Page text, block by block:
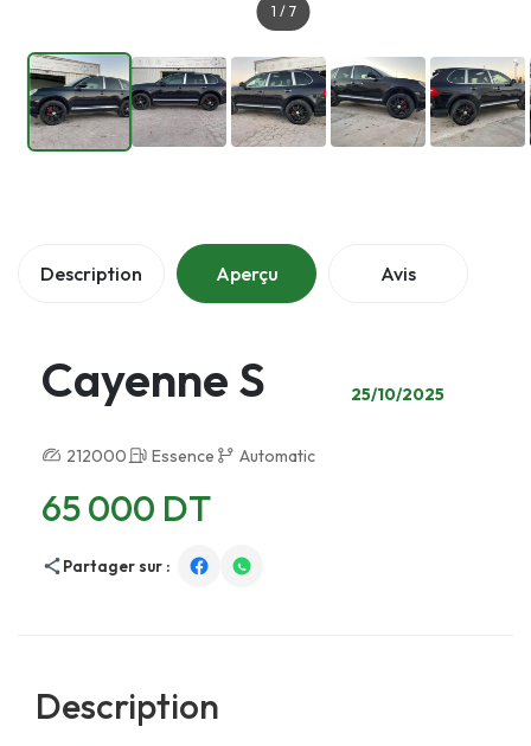
1 / 7
Description Aperçu Avis
Cayenne S 25/10/2025
212000 Essence Automatic
65 000 DT
Partager sur :
Description